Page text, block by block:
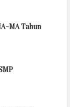
MA Tahun